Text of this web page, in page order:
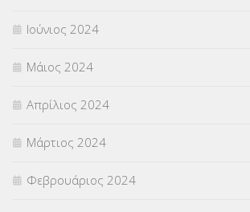
Ιούνιος 2024
Μάιος 2024
Απρίλιος 2024
Μάρτιος 2024
Φεβρουάριος 2024